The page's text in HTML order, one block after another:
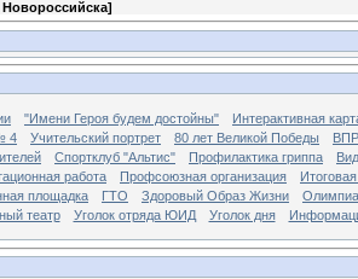
]
"Имени Героя будем достойны"
Интерактивная
4
Учительский портрет 80 лет Великой Победы
ВПР
Спортклуб "Альтис" Профилактика гриппа
работа
Профсоюзная организация
площадка
ГТО Здоровый Образ Жизни
театр Уголок отряда ЮИД Уголок дня